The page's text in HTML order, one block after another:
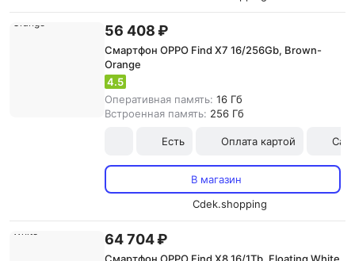
56 408 ₽
Смартфон OPPO Find X7 16/256Gb, Brown-
Orange
4.5
Оперативная память: 16 Гб
Встроенная память: 256 Гб
Есть Оплата картой
В магазин
Cdek.shopping
64 704 ₽